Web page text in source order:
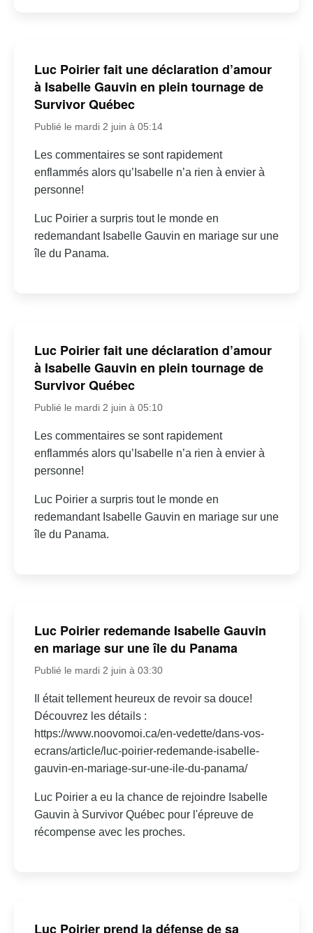
Luc Poirier fait une déclaration d’amour
à Isabelle Gauvin en plein tournage de
Survivor Québec
Publié le mardi 2 juin à 05:14
Les commentaires se sont rapidement
enflammés alors qu’Isabelle n’a rien à envier à
personne!
Luc Poirier a surpris tout le monde en
redemandant Isabelle Gauvin en mariage sur une
île du Panama.
Luc Poirier fait une déclaration d’amour
à Isabelle Gauvin en plein tournage de
Survivor Québec
Publié le mardi 2 juin à 05:10
Les commentaires se sont rapidement
enflammés alors qu’Isabelle n’a rien à envier à
personne!
Luc Poirier a surpris tout le monde en
redemandant Isabelle Gauvin en mariage sur une
île du Panama.
Luc Poirier redemande Isabelle Gauvin
en mariage sur une île du Panama
Publié le mardi 2 juin à 03:30
Il était tellement heureux de revoir sa douce!
Découvrez les détails :
https://www.noovomoi.ca/en-vedette/dans-vos-
ecrans/article/luc-poirier-redemande-isabelle-
gauvin-en-mariage-sur-une-ile-du-panama/
Luc Poirier a eu la chance de rejoindre Isabelle
Gauvin à Survivor Québec pour l'épreuve de
récompense avec les proches.
Luc Poirier prend la défense de sa